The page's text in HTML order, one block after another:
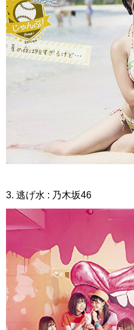
3. 逃げ水 : 乃木坂46